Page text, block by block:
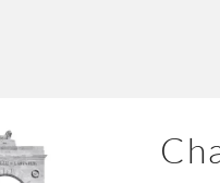
haben,
hier